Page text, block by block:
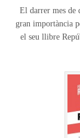
El darrer mes de
gran importància
el seu llibre